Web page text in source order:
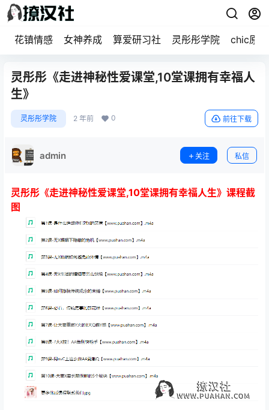
花镇情感 女神养成 算爱研习社 灵彤彤学院 chic原醉
灵彤彤《走进神秘性爱课堂,10堂课拥有幸福人
生》
灵彤彤学院 2 年前 0 前往下载
admin 关注 私信
灵彤彤《走进神秘性爱课堂,10堂课拥有幸福人生》课程截
图